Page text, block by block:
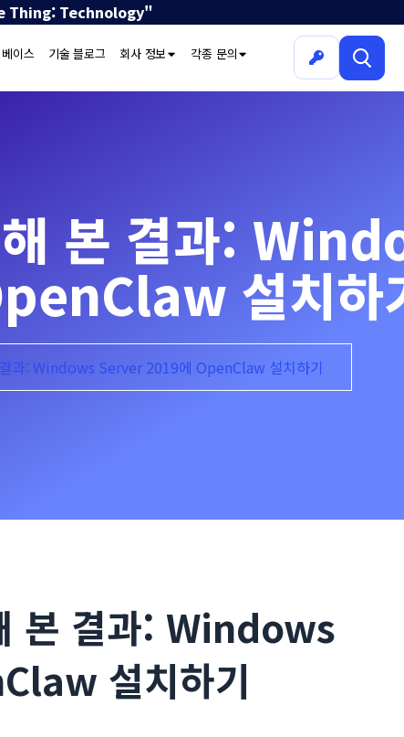
Thing: Technology"
이스 기술 블로그 회사 정보 각종 문의
해 본 결과:
설치하
과: Windows Server 2019에 OpenClaw 설치하기
본 결과: Windows
설치하기